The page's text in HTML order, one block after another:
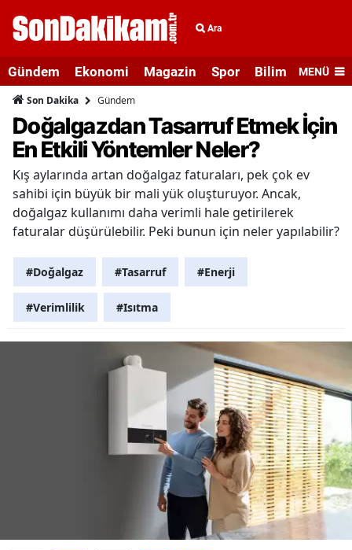
Ara
Gündem Ekonomi Magazin Spor Bilim veMENÜ
Son Dakika Gündem
Doğalgazdan Tasarruf Etmek İçin
En Etkili Yöntemler Neler?
Kış aylarında artan doğalgaz faturaları, pek çok ev
sahibi için büyük bir mali yük oluşturuyor. Ancak,
doğalgaz kullanımı daha verimli hale getirilerek
faturalar düşürülebilir. Peki bunun için neler yapılabilir?
#Doğalgaz #Tasarruf #Enerji
#Verimlilik #Isıtma